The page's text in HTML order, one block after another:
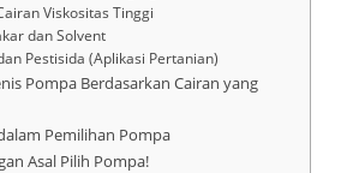
Viskositas Tinggi
dan Solvent
Pestisida (Aplikasi Pertanian)
Pompa Berdasarkan Cairan yang
Pemilihan Pompa
Asal Pilih Pompa!